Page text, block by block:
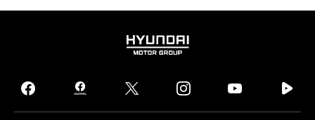
HYUNDAI
GROUP
facebook
hmg
journal
twitter instagram
tv